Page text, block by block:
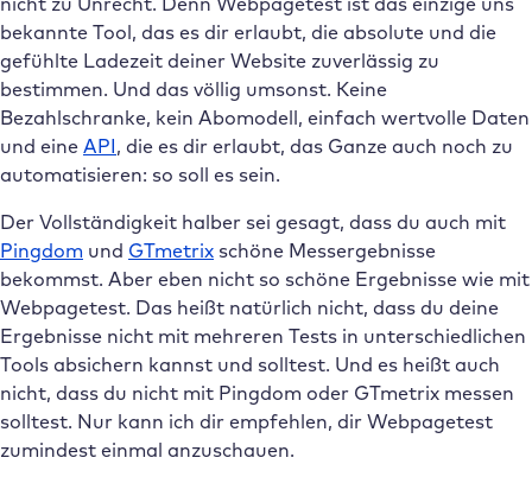
bekannte Tool, das es dir erlaubt, die absolute und die
gefühlte Ladezeit deiner Website zuverlässig zu
bestimmen. Und das völlig umsonst. Keine
Bezahlschranke, kein Abomodell, einfach wertvolle Daten
und eine API, die es dir erlaubt, das Ganze auch noch zu
automatisieren: so soll es sein.
Der Vollständigkeit halber sei gesagt, dass du auch mit
Pingdom und GTmetrix schöne Messergebnisse
bekommst. Aber eben nicht so schöne Ergebnisse wie mit
Webpagetest. Das heißt natürlich nicht, dass du deine
Ergebnisse nicht mit mehreren Tests in unterschiedlichen
Tools absichern kannst und solltest. Und es heißt auch
nicht, dass du nicht mit Pingdom oder GTmetrix messen
solltest. Nur kann ich dir empfehlen, dir Webpagetest
zumindest einmal anzuschauen.